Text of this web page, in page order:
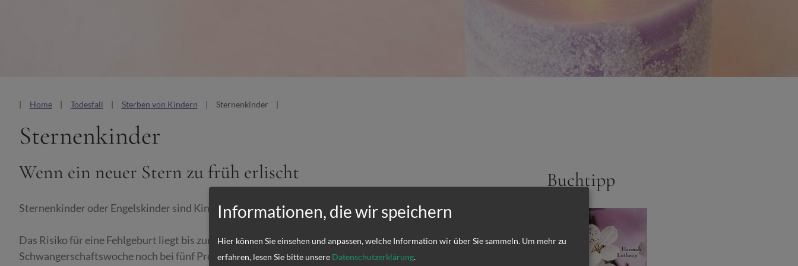
Home Todesfall Sterben von Kindern Sternenkinder
Sternenkinder
Wenn ein neuer Stern zu früh erlischt
Sternenkinder oder Engelskinder sind Kinder, die vor oder nach der Geburt verstorben sind.
Das Risiko für eine Fehlgeburt liegt bis zur 10. Schwangerschaftswoche bei rund 17 Prozent und ab der 16.
Schwangerschaftswoche noch bei fünf Prozent. Medizinisch gesehen gilt ein Fötus vor der 22.
Buchtipp
Informationen, die wir speichern
Hier können Sie einsehen und anpassen, welche Information wir über Sie sammeln. Um mehr zu
erfahren, lesen Sie bitte unsere Datenschutzerklärung.